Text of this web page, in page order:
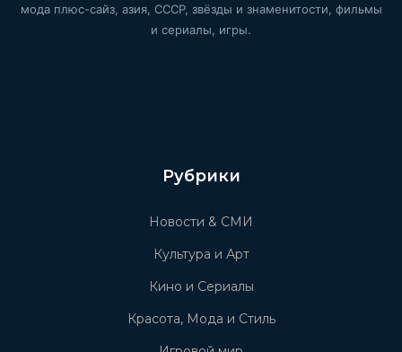
мода плюс-сайз, азия, СССР, звёзды и знаменитости, фильмы
и сериалы, игры.
Рубрики
Новости & СМИ
Культура и Арт
Кино и Сериалы
Красота, Мода и Стиль